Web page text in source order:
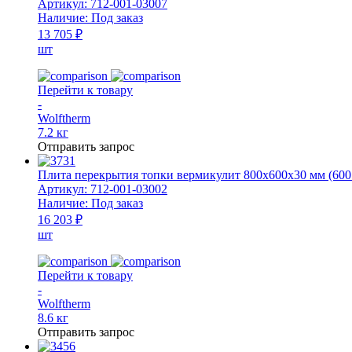
Артикул: 712-001-03007
Наличие: Под заказ
13 705 ₽
шт
Перейти к товару
-
Wolftherm
7.2 кг
Отправить запрос
Плита перекрытия топки вермикулит 800x600x30 мм (600
Артикул: 712-001-03002
Наличие: Под заказ
16 203 ₽
шт
Перейти к товару
-
Wolftherm
8.6 кг
Отправить запрос